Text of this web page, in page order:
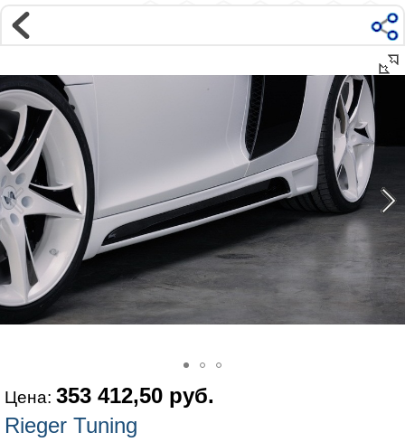
Магазин
Интернет-магазин �...
Цена: 353 412,50 руб.
Rieger Tuning
Наверх ▲
Наши контакты:
г. Москва, м.ВДНХ
ул Ярославская д9 к2с5
Маршрут на Авто|Маршрут пешком
Телефон:
+7 985 364 2044
@vonardtuning:vonard.ru
График работы по московскому времени:
пн-пт 10:30-19:00,